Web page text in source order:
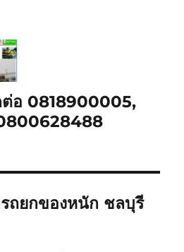
ต่อ 0818900005,
ถยกของหนัก ชลบุรี